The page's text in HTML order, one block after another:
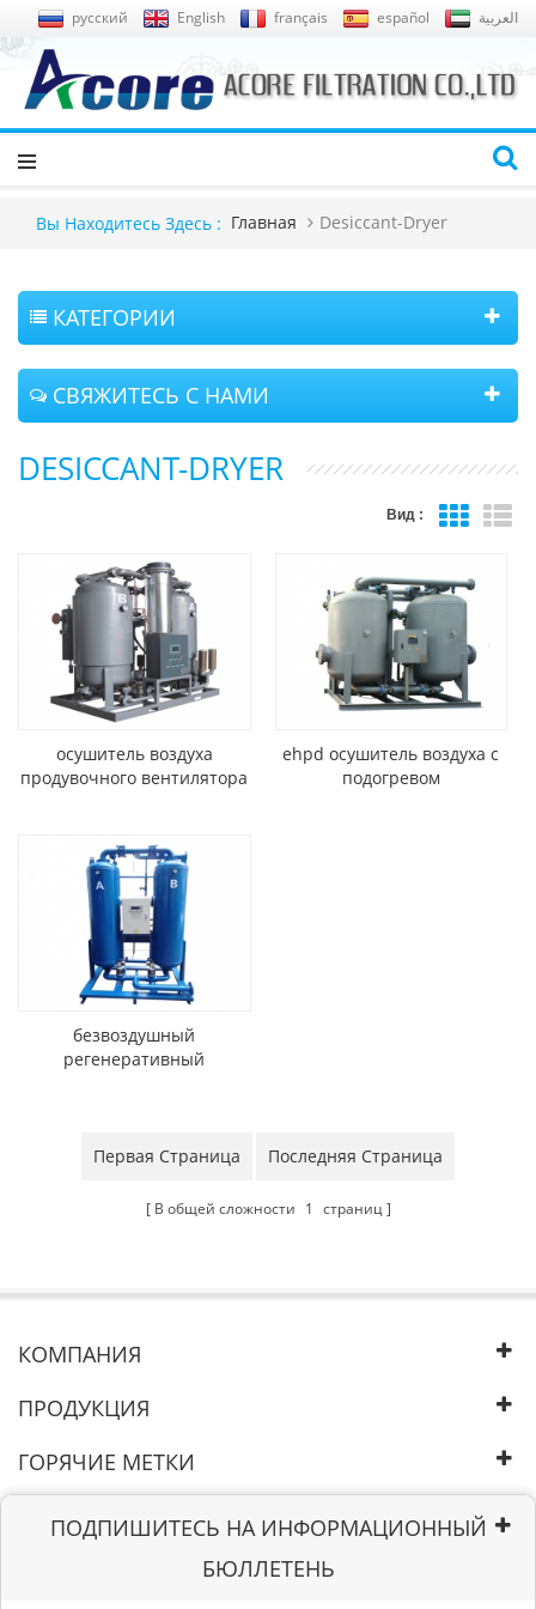
русский English français español العربية
Вы Находитесь Здесь : Главная Desiccant-Dryer
КАТЕГОРИИ
СВЯЖИТЕСЬ С НАМИ
DESICCANT-DRYER
Вид :
осушитель воздуха
продувочного вентилятора
ehpd осушитель воздуха с
подогревом
безвоздушный
регенеративный
Первая Страница Последняя Страница
В общей сложности 1 страниц
КОМПАНИЯ
ПРОДУКЦИЯ
ГОРЯЧИЕ МЕТКИ
ПОДПИШИТЕСЬ НА ИНФОРМАЦИОННЫЙ
БЮЛЛЕТЕНЬ